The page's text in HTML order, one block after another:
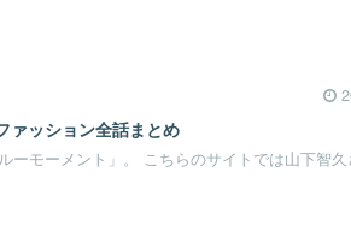
ァッション全話まとめ
ーモーメント」。 こちらのサイトでは山下智久